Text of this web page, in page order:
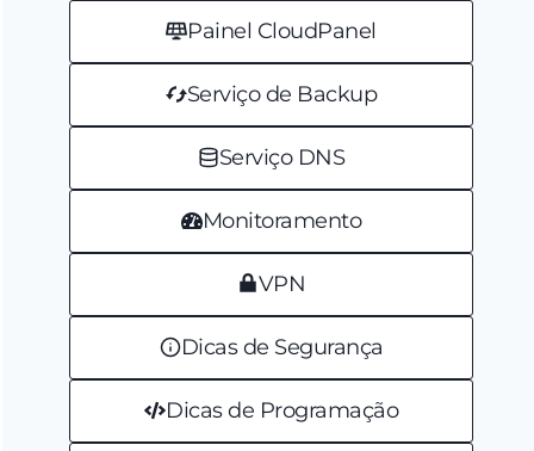
Painel CloudPanel
Serviço de Backup
Serviço DNS
Monitoramento
VPN
Dicas de Segurança
Dicas de Programação